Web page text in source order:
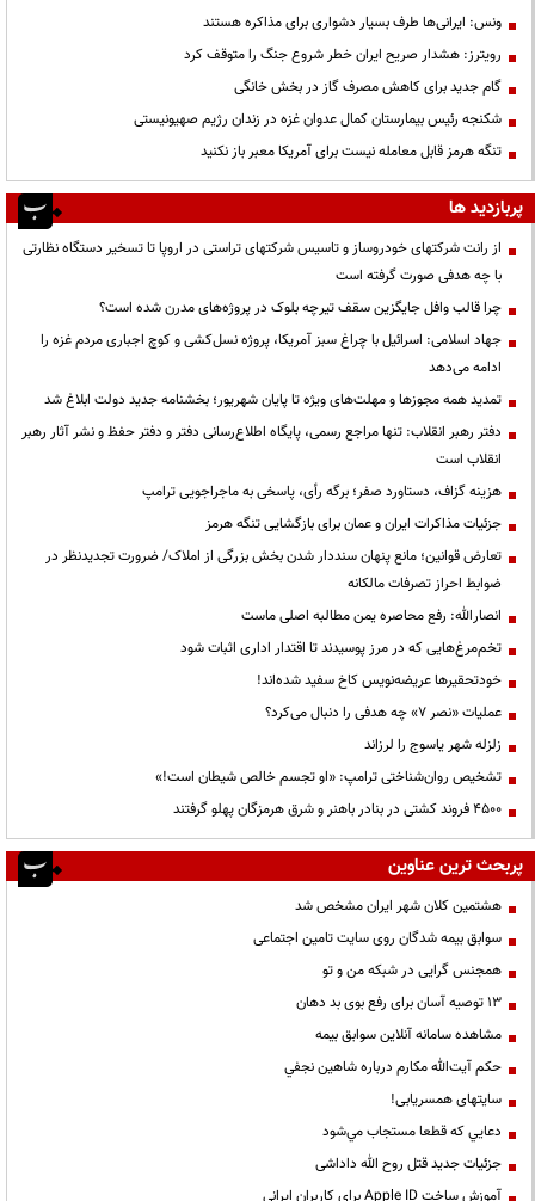
ونس: ایرانی‌ها طرف بسیار دشواری برای مذاکره هستند
رویترز: هشدار صریح ایران خطر شروع جنگ را متوقف کرد
گام جدید برای کاهش مصرف گاز در بخش خانگی
شکنجه رئیس بیمارستان کمال عدوان غزه در زندان رژیم صهیونیستی
تنگه هرمز قابل معامله نیست برای آمریکا معبر باز نکنید
پربازدید ها
از رانت‌ شرکتهای خودروساز و تاسیس شرکتهای تراستی در اروپا تا تسخیر دستگاه نظارتی
با چه هدفی صورت گرفته است
چرا قالب وافل جایگزین سقف تیرچه بلوک در پروژه‌های مدرن شده است؟
جهاد اسلامی: اسرائیل با چراغ سبز آمریکا، پروژه نسل‌کشی و کوچ اجباری مردم غزه را
ادامه می‌دهد
تمدید همه مجوزها و مهلت‌های ویژه تا پایان شهریور؛ بخشنامه جدید دولت ابلاغ شد
دفتر رهبر انقلاب: تنها مراجع رسمی، پایگاه اطلاع‌رسانی دفتر و دفتر حفظ و نشر آثار رهبر
انقلاب است
هزینه گزاف، دستاورد صفر؛ برگه رأی، پاسخی به ماجراجویی ترامپ
جزئیات مذاکرات ایران و عمان برای بازگشایی تنگه هرمز
تعارض قوانین؛ مانع پنهان سنددار شدن بخش بزرگی از املاک/ ضرورت تجدیدنظر در
ضوابط احراز تصرفات مالکانه
انصارالله: رفع محاصره یمن مطالبه اصلی ماست
تخم‌مرغ‌هایی که در مرز پوسیدند تا اقتدار اداری اثبات شود
خودتحقیرها عریضه‌نویس کاخ سفید شده‌اند!
عملیات «نصر ۷» چه هدفی را دنبال می‌کرد؟
زلزله شهر یاسوج را لرزاند
تشخیص روان‌شناختی ترامپ: «او تجسم خالص شیطان است!»
۴۵۰۰ فروند کشتی در بنادر باهنر و شرق هرمزگان پهلو گرفتند
پربحث ترین عناوین
هشتمین کلان شهر ایران مشخص شد
سوابق بیمه شدگان روی سایت تامین اجتماعی
همجنس گرایی در شبکه من و تو
13 توصیه آسان برای رفع بوی بد دهان
مشاهده سامانه آنلاين سوابق بیمه
حكم آيت‌الله مكارم درباره شاهين نجفي
سایتهای همسریابی!
دعايي كه قطعا مستجاب مي‌شود
جزئیات جدید قتل روح الله داداشی
آموزش ساخت Apple ID برای کاربران ایرانی